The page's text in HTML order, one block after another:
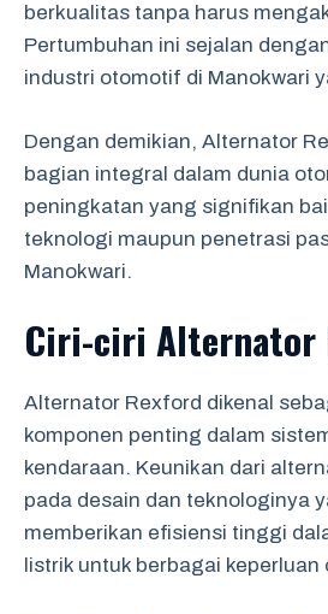
berkualitas tanpa harus
Pertumbuhan ini sejalan
industri otomotif di Manokwari
Dengan demikian, Alternator
bagian integral dalam dunia
peningkatan yang signifikan
teknologi maupun penetrasi
Manokwari.
Ciri-ciri Alternator
Alternator Rexford dikenal
komponen penting dalam
kendaraan. Keunikan dari
pada desain dan teknologinya
memberikan efisiensi tinggi
listrik untuk berbagai keperluan